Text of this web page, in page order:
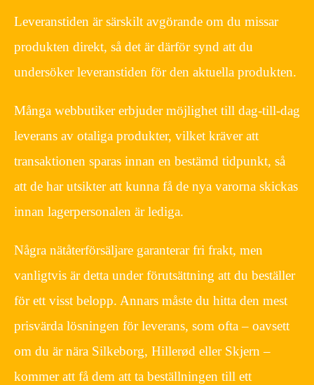
Leveranstiden är särskilt avgörande om du missar
produkten direkt, så det är därför synd att du
undersöker leveranstiden för den aktuella produkten.
Många webbutiker erbjuder möjlighet till dag-till-dag
leverans av otaliga produkter, vilket kräver att
transaktionen sparas innan en bestämd tidpunkt, så
att de har utsikter att kunna få de nya varorna skickas
innan lagerpersonalen är lediga.
Några nätåterförsäljare garanterar fri frakt, men
vanligtvis är detta under förutsättning att du beställer
för ett visst belopp. Annars måste du hitta den mest
prisvärda lösningen för leverans, som ofta – oavsett
om du är nära Silkeborg, Hillerød eller Skjern –
kommer att få dem att ta beställningen till ett